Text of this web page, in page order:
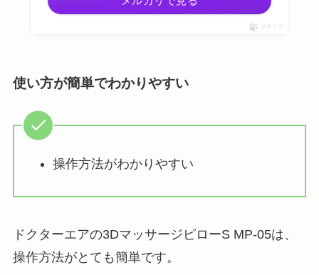
ポチップ
使い方が簡単でわかりやすい
操作方法がわかりやすい
ドクターエアの3DマッサージピローS MP-05は、
操作方法がとても簡単です。